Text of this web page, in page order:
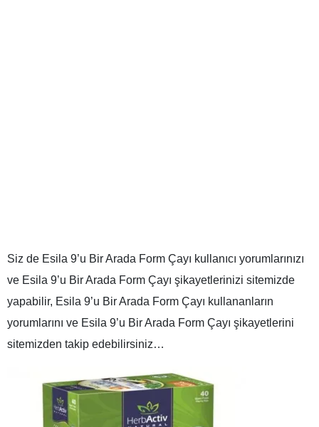
Siz de Esila 9’u Bir Arada Form Çayı kullanıcı yorumlarınızı
ve Esila 9’u Bir Arada Form Çayı şikayetlerinizi sitemizde
yapabilir, Esila 9’u Bir Arada Form Çayı kullananların
yorumlarını ve Esila 9’u Bir Arada Form Çayı şikayetlerini
sitemizden takip edebilirsiniz…